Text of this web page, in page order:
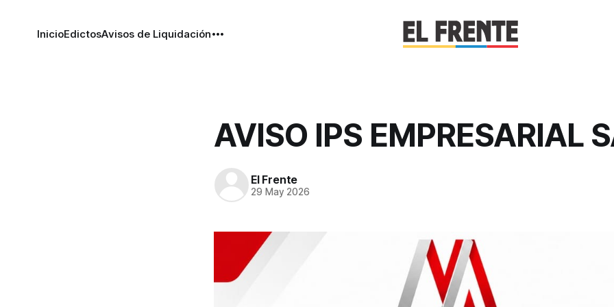
InicioEdictosAvisos de Liquidación
AVISO IPS EMPRESARIAL
El Frente
29 May 2026